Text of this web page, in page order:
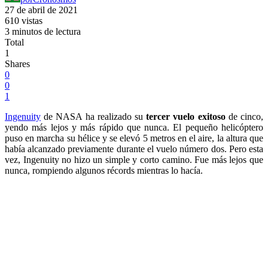
27 de abril de 2021
610 vistas
3 minutos de lectura
Total
1
Shares
0
0
1
Ingenuity de NASA ha realizado sutercer vuelo exitosode cinco,
yendo más lejos y más rápido que nunca. El pequeño helicóptero
puso en marcha su hélice y se elevó 5 metros en el aire, la altura que
había alcanzado previamente durante el vuelo número dos. Pero esta
vez, Ingenuity no hizo un simple y corto camino. Fue más lejos que
nunca, rompiendo algunos récords mientras lo hacía.